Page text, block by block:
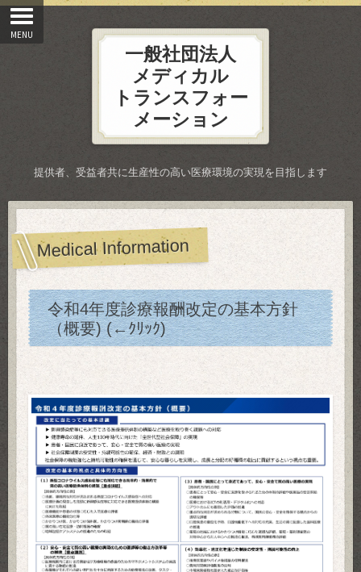
一般社団法人
メディカル
トランスフォー
メーション
提供者、受益者共に生産性の高い医療環境の実現を目指します
Medical Information
令和4年度診療報酬改定の基本方針
（概要) (←ｸﾘｯｸ)